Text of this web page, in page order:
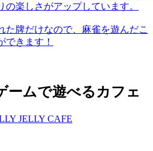
の楽しさがアップしています。
た牌だけなので、麻雀を遊んだこ
できます！
ームで遊べるカフェ